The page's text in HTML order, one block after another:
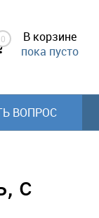
0
В корзине
пока пусто
ВОПРОС
с